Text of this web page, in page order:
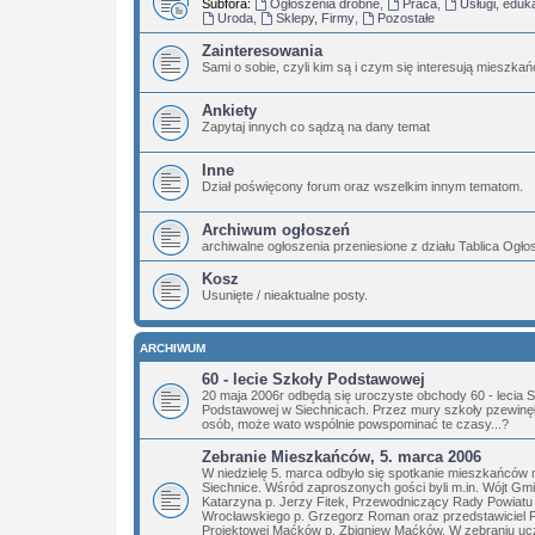
Subfora: Ogłoszenia drobne, Praca, Usługi,
Uroda, Sklepy, Firmy, Pozostałe
Zainteresowania
Sami o sobie, czyli kim są i czym się interesują
Ankiety
Zapytaj innych co sądzą na dany temat
Inne
Dział poświęcony forum oraz wszelkim innym tematom.
Archiwum ogłoszeń
archiwalne ogłoszenia przeniesione z działu Tablica
Kosz
Usunięte / nieaktualne posty.
ARCHIWUM
60 - lecie Szkoły Podstawowej
20 maja 2006r odbędą się uroczyste obchody 60 - lecia
Podstawowej w Siechnicach. Przez mury szkoły
osób, może wato wspólnie powspominać te czasy...?
Zebranie Mieszkańców, 5. marca 2006
W niedzielę 5. marca odbyło się spotkanie mieszkańców
Siechnice. Wśród zaproszonych gości byli m.in. Wójt
Katarzyna p. Jerzy Fitek, Przewodniczący Rady Powiatu
Wrocławskiego p. Grzegorz Roman oraz przedstawiciel
Projektowej Maćków p. Zbigniew Maćków. W zebraniu